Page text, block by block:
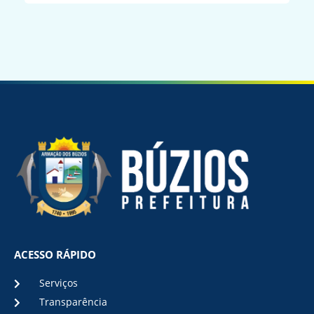
ACESSO RÁPIDO
Serviços
Transparência